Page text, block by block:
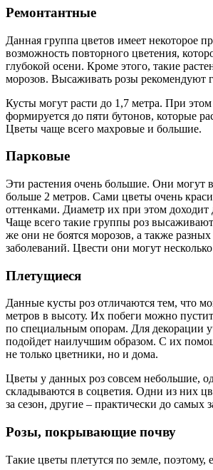
Ремонтантные
Данная группа цветов имеет некоторое
возможность повторного цветения,
глубокой осени. Кроме этого, такие
морозов. Высаживать розы рекомендуют
Кусты могут расти до 1,7 метра. При
формируется до пяти бутонов, которые
Цветы чаще всего махровые и большие.
Парковые
Эти растения очень большие. Они могут
больше 2 метров. Сами цветы очень
оттенками. Диаметр их при этом доходит
Чаще всего такие группы роз
же они не боятся морозов, а также
заболеваний. Цвести они могут несколько
Плетущиеся
Данные кусты роз отличаются тем, что
метров в высоту. Их побеги можно
по специальным опорам. Для декорации
подойдет наилучшим образом. С их
не только цветники, но и дома.
Цветы у данных роз совсем небольшие,
складываются в соцветия. Одни из них
за сезон, другие – практически до самых
Розы, покрывающие почву
Такие цветы плетутся по земле, поэтому,